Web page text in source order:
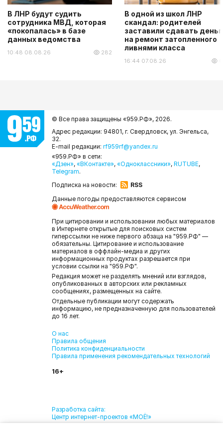
В ЛНР будут судить
сотрудника МВД, которая
«покопалась» в базе
данных ведомства
10:48 08.08.26 282
В одной из школ ЛНР
скандал: родителей
заставили сдавать
на ремонт затопленного
ливнями класса
16:44 07.08.26
© Все права защищены «959.РФ», 2026.
Адрес редакции: 94801, г. Свердловск, ул. Энгельса,
32.
E-mail редакции: rf959rf@yandex.ru
«959.РФ» в сети:
«Дзен», «ВКонтакте», «Одноклассники», RUTUBE,
Telegram.
Подписка на новости:
RSS
Данные погоды предоставляются сервисом
При цитировании и использовании любых материалов
в Интернете открытые для поисковых систем
гиперссылки не ниже первого абзаца на "959.РФ" —
обязательны. Цитирование и использование
материалов в оффлайн-медиа и других
информационных продуктах разрешается при
условии ссылки на "959.РФ".
Редакция может не разделять мнений или взглядов,
опубликованных в авторских или рекламных
сообщениях, размещенных на сайте.
Отдельные публикации могут содержать
информацию, не предназначенную для пользователей
до 16 лет.
О нас
Правила общения
Политика конфиденциальности
Правила применения рекомендательных технологий
16+
Разработка сайта:
Центр интернет-проектов «МОЁ!»